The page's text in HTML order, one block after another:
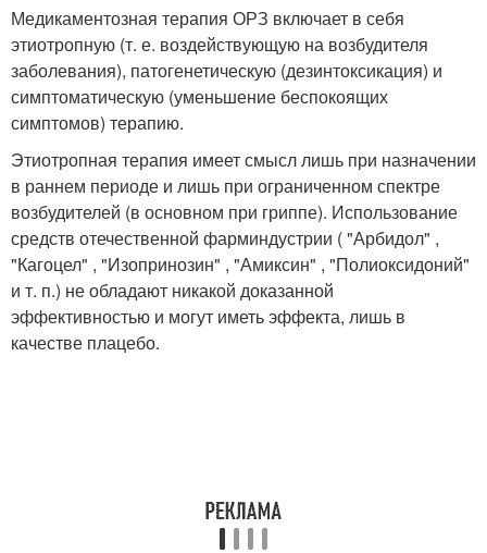
Медикаментозная терапия ОРЗ включает в себя
этиотропную (т. е. воздействующую на возбудителя
заболевания), патогенетическую (дезинтоксикация) и
симптоматическую (уменьшение беспокоящих
симптомов) терапию.
Этиотропная терапия имеет смысл лишь при назначении
в раннем периоде и лишь при ограниченном спектре
возбудителей (в основном при гриппе). Использование
средств отечественной фарминдустрии ( "Арбидол" ,
"Кагоцел" , "Изопринозин" , "Амиксин" , "Полиоксидоний"
и т. п.) не обладают никакой доказанной
эффективностью и могут иметь эффекта, лишь в
качестве плацебо.